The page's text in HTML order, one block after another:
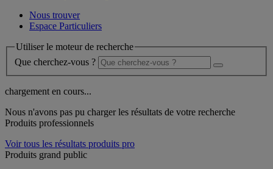
Nous trouver
Espace Particuliers
Utiliser le moteur de recherche
Que cherchez-vous ?
chargement en cours...
Nous n'avons pas pu charger les résultats de votre recherche
Produits professionnels
Voir tous les résultats produits pro
Produits grand public